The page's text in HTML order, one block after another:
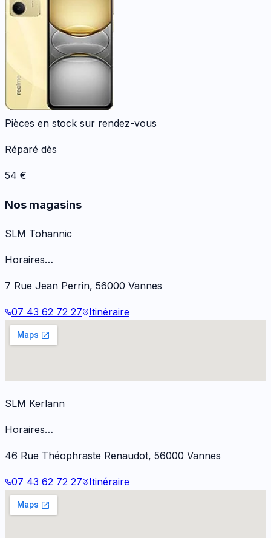
Pièces en stock sur rendez-vous
Réparé dès
54 €
Nos magasins
SLM Tohannic
Horaires…
7 Rue Jean Perrin, 56000 Vannes
07 43 62 72 27 Itinéraire
SLM Kerlann
Horaires…
46 Rue Théophraste Renaudot, 56000 Vannes
07 43 62 72 27 Itinéraire